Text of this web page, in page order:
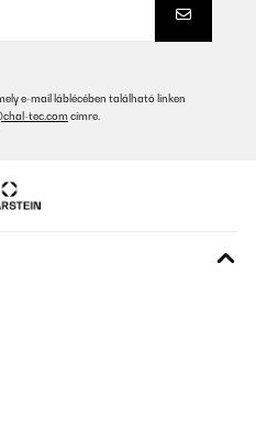
e-mail láblécében található linken
tec.com címre.